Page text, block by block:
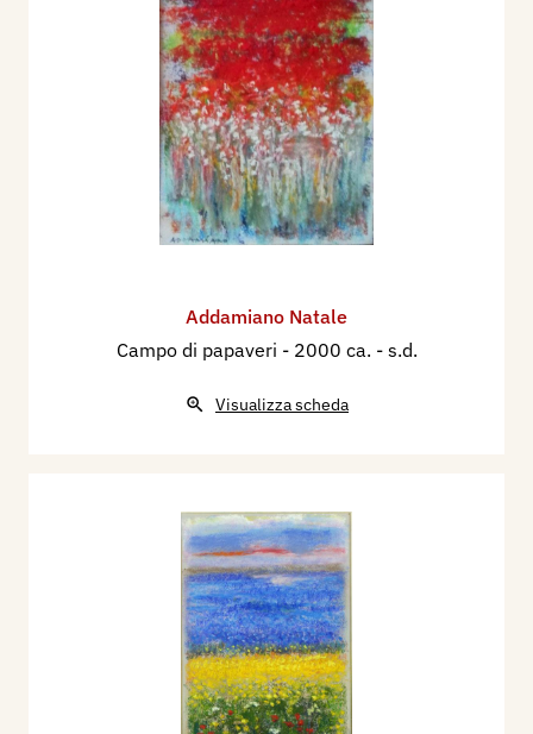
Addamiano Natale
Campo di papaveri - 2000 ca. - s.d.
Visualizza scheda